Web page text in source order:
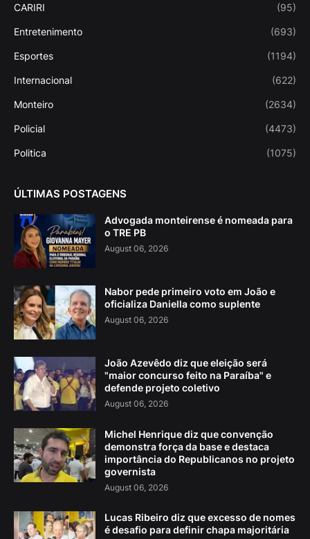
CARIRI (95)
Entretenimento (693)
Esportes (1194)
Internacional (622)
Monteiro (2634)
Policial (4473)
Politica (1075)
ÚLTIMAS POSTAGENS
Advogada monteirense é nomeada para
o TRE PB
August 06, 2026
Nabor pede primeiro voto em João e
oficializa Daniella como suplente
August 06, 2026
João Azevêdo diz que eleição será
"maior concurso feito na Paraíba" e
defende projeto coletivo
August 06, 2026
Michel Henrique diz que convenção
demonstra força da base e destaca
importância do Republicanos no projeto
governista
August 06, 2026
Lucas Ribeiro diz que excesso de nomes
é desafio para definir chapa majoritária